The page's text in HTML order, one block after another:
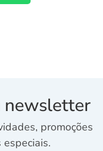
newsletter
promoções